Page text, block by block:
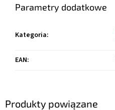
Produkty powiązane
Parametry dodatkowe
Kategoria:
EAN: